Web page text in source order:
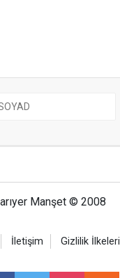
Manşet © 2008
İletişim Gizlilik İlkeleri